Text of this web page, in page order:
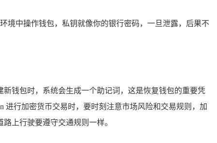
境中操作钱包，私钥就像你的银行密码，一旦泄露，后果不
钱包时，系统会生成一个助记词，这是恢复钱包的重要凭
进行加密货币交易时，要时刻注意市场风险和交易规则，加
上行驶要遵守交通规则一样。